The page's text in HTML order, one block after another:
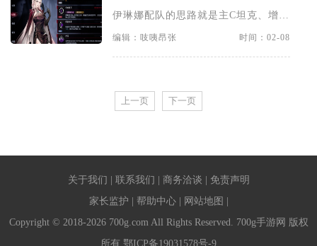
伊琳娜配队的思路就是主C坦克、增伤
编辑：吱咦昂张 时间：02-08
上一页 下一页
关于我们 联系我们 商务洽谈
免责声明
家长监护
帮助中心 网站地图
Copyright © 2018-2026 700g.com All Rights Reserved. 700g手游网 版权
所有 鄂ICP备19031578号-9